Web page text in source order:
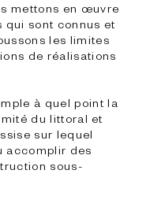
mettons en œuvre
qui sont connus et
les limites
de réalisations
à quel point la
du littoral et
sur lequel
accomplir des
sous-